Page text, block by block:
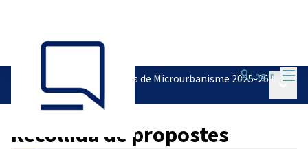
Log in
Pressupostos Participatius de Microurbanisme 2025-26
Recollida de propostes
Main
Recollida de propostes